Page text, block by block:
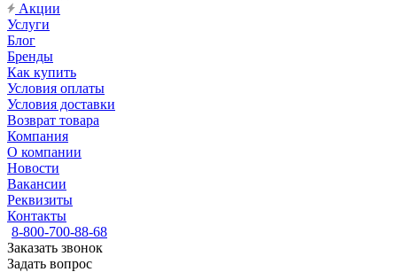
Акции
Услуги
Блог
Бренды
Как купить
Условия оплаты
Условия доставки
Возврат товара
Компания
О компании
Новости
Вакансии
Реквизиты
Контакты
8-800-700-88-68
Заказать звонок
Задать вопрос